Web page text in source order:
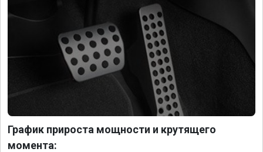
График прироста мощности и крутящего
момента: